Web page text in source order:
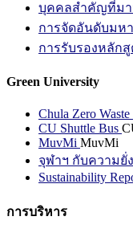
บุคคลสำคัญที่มา
การจัดอันดับมห
การรับรองหลักสู
Green University
Chula Zero Waste
CU Shuttle Bus
MuvMi MuvMi
จุฬาฯ กับความยั่
Sustainability
การบริหาร